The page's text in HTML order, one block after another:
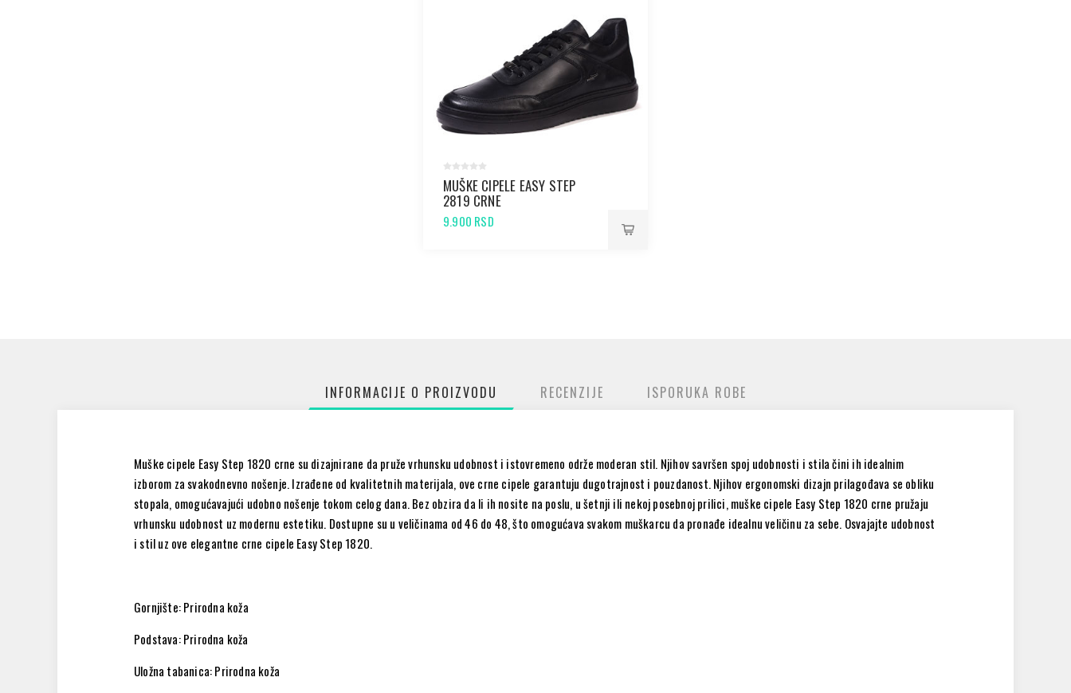
MUŠKE CIPELE EASY STEP
2819 CRNE
9.900 RSD
INFORMACIJE O PROIZVODU RECENZIJE ISPORUKA ROBE
Muške cipele Easy Step 1820 crne su dizajnirane da pruže vrhunsku udobnost i istovremeno održe moderan stil. Njihov savršen spoj udobnosti i stila čini ih idealnim
izborom za svakodnevno nošenje. Izrađene od kvalitetnih materijala, ove crne cipele garantuju dugotrajnost i pouzdanost. Njihov ergonomski dizajn prilagođava se obliku
stopala, omogućavajući udobno nošenje tokom celog dana. Bez obzira da li ih nosite na poslu, u šetnji ili nekoj posebnoj prilici, muške cipele Easy Step 1820 crne pružaju
vrhunsku udobnost uz modernu estetiku. Dostupne su u veličinama od 46 do 48, što omogućava svakom muškarcu da pronađe idealnu veličinu za sebe. Osvajajte udobnost
i stil uz ove elegantne crne cipele Easy Step 1820.
Gornjište: Prirodna koža
Podstava: Prirodna koža
Uložna tabanica: Prirodna koža